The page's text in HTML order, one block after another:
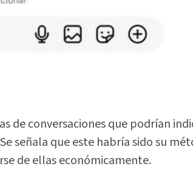
de conversaciones que podrían
señala que este habría sido su
de ellas económicamente.